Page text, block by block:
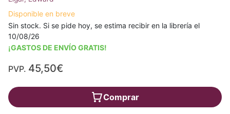
Disponible en breve
Sin stock. Si se pide hoy, se estima recibir en la librería el
10/08/26
¡GASTOS DE ENVÍO GRATIS!
PVP. 45,50€
Comprar